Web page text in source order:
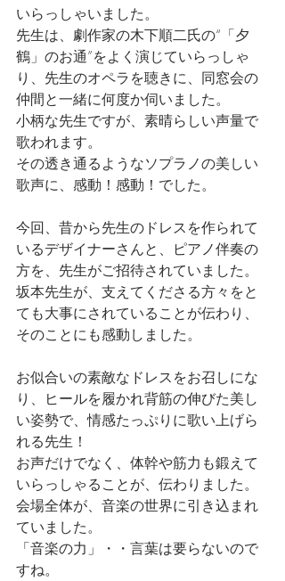
いらっしゃいました。
先生は、劇作家の木下順二氏の“「夕
鶴」のお通”をよく演じていらっしゃ
り、先生のオペラを聴きに、同窓会の
仲間と一緒に何度か伺いました。
小柄な先生ですが、素晴らしい声量で
歌われます。
その透き通るようなソプラノの美しい
歌声に、感動！感動！でした。
今回、昔から先生のドレスを作られて
いるデザイナーさんと、ピアノ伴奏の
方を、先生がご招待されていました。
坂本先生が、支えてくださる方々をと
ても大事にされていることが伝わり、
そのことにも感動しました。
お似合いの素敵なドレスをお召しにな
り、ヒールを履かれ背筋の伸びた美し
い姿勢で、情感たっぷりに歌い上げら
れる先生！
お声だけでなく、体幹や筋力も鍛えて
いらっしゃることが、伝わりました。
会場全体が、音楽の世界に引き込まれ
ていました。
「音楽の力」・・言葉は要らないので
すね。